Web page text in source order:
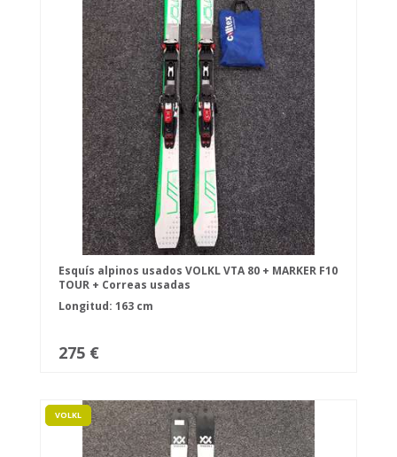
Esquís alpinos usados VOLKL VTA 80 + MARKER F10
TOUR + Correas usadas
Longitud: 163 cm
275 €
VOLKL